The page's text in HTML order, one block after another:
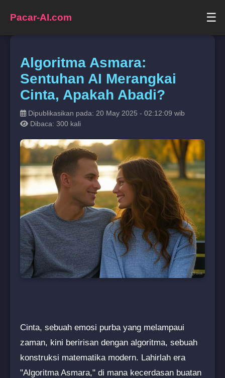
Pacar-AI.com ☰
Algoritma Asmara:
Sentuhan AI Merangkai
Cinta, Apakah Abadi?
Dipublikasikan pada: 20 May 2025 - 02:12:09 wib
Dibaca: 300 kali
Cinta, sebuah emosi purba yang melampaui
zaman, kini beririsan dengan algoritma, sebuah
konstruksi matematika modern. Lahirlah era
"Algoritma Asmara," di mana kecerdasan buatan